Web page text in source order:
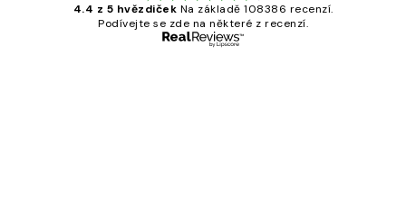
4.4 z 5 hvězdiček Na základě 108386 recenzí.
Podívejte se zde na některé z recenzí.